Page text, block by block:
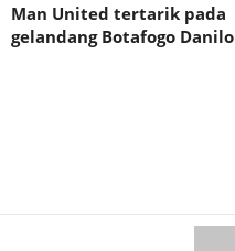
Man United tertarik pada
gelandang Botafogo Danilo